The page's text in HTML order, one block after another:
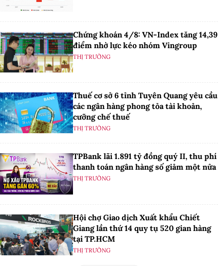
Chứng khoán 4/8: VN-Index tăng 14,39
điểm nhờ lực kéo nhóm Vingroup
THỊ TRƯỜNG
Thuế cơ sở 6 tỉnh Tuyên Quang yêu cầu
các ngân hàng phong tỏa tài khoản,
cưỡng chế thuế
THỊ TRƯỜNG
TPBank lãi 1.891 tỷ đồng quý II, thu phí
thanh toán ngân hàng số giảm một nửa
THỊ TRƯỜNG
Hội chợ Giao dịch Xuất khẩu Chiết
Giang lần thứ 14 quy tụ 520 gian hàng
tại TP.HCM
THỊ TRƯỜNG